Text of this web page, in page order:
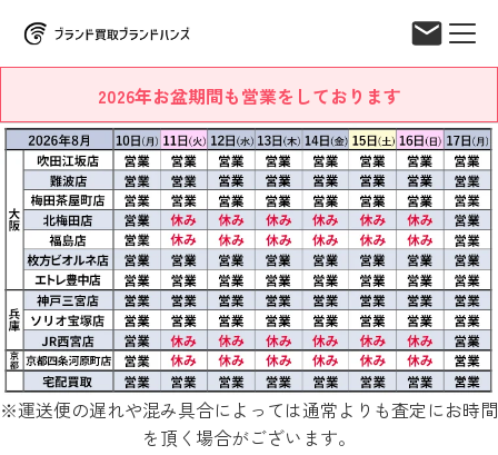
2026年お盆期間も営業をしております
※運送便の遅れや混み具合によっては通常よりも査定にお時間
を頂く場合がございます。